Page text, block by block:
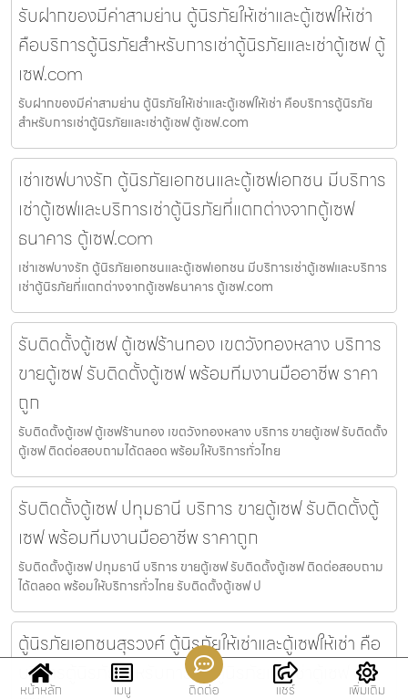
รับฝากของมีค่าสามย่าน ตู้นิรภัยให้เช่าและตู้เซฟให้เช่า
คือบริการตู้นิรภัยสำหรับการเช่าตู้นิรภัยและเช่าตู้เซฟ ตู้
เซฟ.com
รับฝากของมีค่าสามย่าน ตู้นิรภัยให้เช่าและตู้เซฟให้เช่า คือบริการตู้นิรภัย
สำหรับการเช่าตู้นิรภัยและเช่าตู้เซฟ ตู้เซฟ.com
เช่าเซฟบางรัก ตู้นิรภัยเอกชนและตู้เซฟเอกชน มีบริการ
เช่าตู้เซฟและบริการเช่าตู้นิรภัยที่แตกต่างจากตู้เซฟ
ธนาคาร ตู้เซฟ.com
เช่าเซฟบางรัก ตู้นิรภัยเอกชนและตู้เซฟเอกชน มีบริการเช่าตู้เซฟและบริการ
เช่าตู้นิรภัยที่แตกต่างจากตู้เซฟธนาคาร ตู้เซฟ.com
รับติดตั้งตู้เซฟ ตู้เซฟร้านทอง เขตวังทองหลาง บริการ
ขายตู้เซฟ รับติดตั้งตู้เซฟ พร้อมทีมงานมืออาชีพ ราคา
ถูก
รับติดตั้งตู้เซฟ ตู้เซฟร้านทอง เขตวังทองหลาง บริการ ขายตู้เซฟ รับติดตั้ง
ตู้เซฟ ติดต่อสอบถามได้ตลอด พร้อมให้บริการทั่วไทย
รับติดตั้งตู้เซฟ ปทุมธานี บริการ ขายตู้เซฟ รับติดตั้งตู้
เซฟ พร้อมทีมงานมืออาชีพ ราคาถูก
รับติดตั้งตู้เซฟ ปทุมธานี บริการ ขายตู้เซฟ รับติดตั้งตู้เซฟ ติดต่อสอบถาม
ได้ตลอด พร้อมให้บริการทั่วไทย รับติดตั้งตู้เซฟ ป
ตู้นิรภัยเอกชนสุรวงศ์ ตู้นิรภัยให้เช่าและตู้เซฟให้เช่า คือ
บริการตู้นิรภัยสำหรับการเช่าตู้นิรภัยและเช่าตู้เซฟ ตู้
หน้าหลัก เมนู ติดต่อ แชร์ เพิ่มเติม